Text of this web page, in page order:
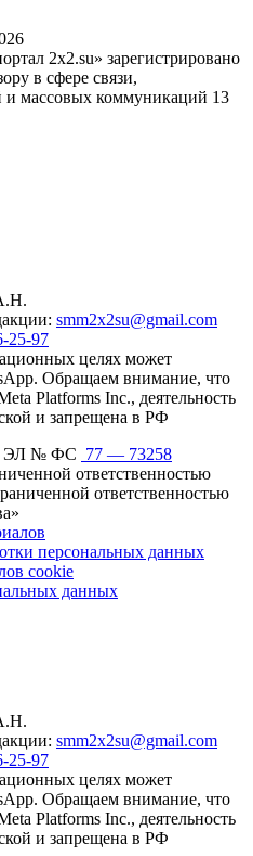
2x2.su» зарегистрировано
в сфере связи,
массовых коммуникаций 13
smm2x2su@gmail.com
25-97
целях может
Обращаем внимание, что
Platforms Inc., деятельность
и запрещена в РФ
ЭЛ № ФС 77 — 73258
ответственностью
ответственностью
персональных данных
cookie
данных
smm2x2su@gmail.com
25-97
целях может
Обращаем внимание, что
Platforms Inc., деятельность
и запрещена в РФ